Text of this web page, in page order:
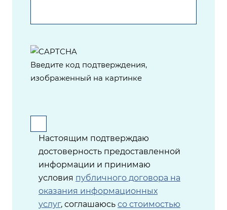
Введите код подтверждения,
изображенный на картинке
Настоящим подтверждаю
достоверность предоставленной
информации и принимаю
условия публичного договора на
оказания информационных
услуг, соглашаюсь со стоимостью